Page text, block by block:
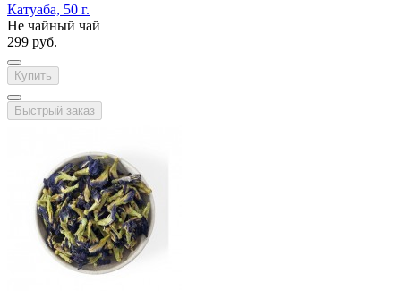
Катуаба, 50 г.
Не чайный чай
299 руб.
Купить
Быстрый заказ